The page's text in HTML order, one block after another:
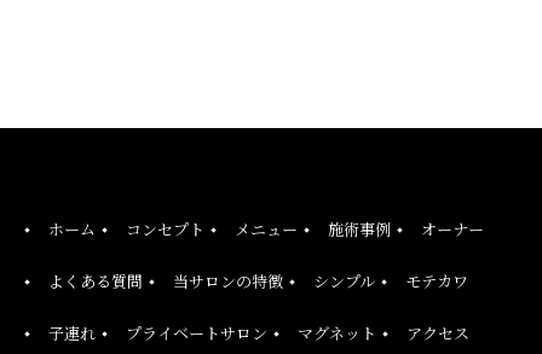
ホーム コンセプト メニュー 施術事例 オーナー
よくある質問 当サロンの特徴 シンプル モテカワ
子連れ プライベートサロン マグネット アクセス